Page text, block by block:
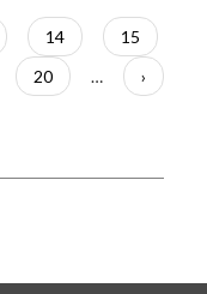
Página
14 Página
15
Página
20 …
página
›